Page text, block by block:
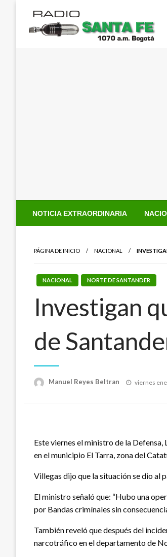
contenido
NOTICIA EXTRAORDINARIA
PÁGINA DE INICIO NACIONAL
NACIONAL NORTE DE SANTANDER
Investigan
de
Manuel Reyes Beltran
Publicado
viernes
Este viernes el ministro de la
en el municipio El Tarra, zona del
Villegas dijo que la situación se dio al
El ministro señaló que: “Hubo una
por Bandas crimínales sin
También reveló que después del
narcotráfico en el departamento de